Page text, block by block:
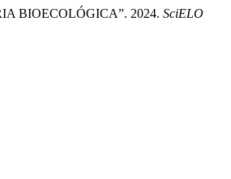
BIOECOLÓGICA”. 2024. SciELO